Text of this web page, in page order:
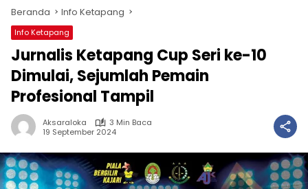
Beranda Info Ketapang
Info Ketapang
Jurnalis Ketapang Cup Seri ke-10
Dimulai, Sejumlah Pemain
Profesional Tampil
Aksaraloka
3 Min Baca
19 September 2024